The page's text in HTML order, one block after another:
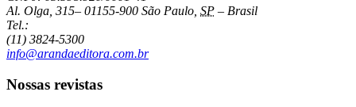
Al. Olga, 315– 01155-900 São Paulo SP – Brasil
Tel.:
(11) 3824-5300
info@arandaeditora.com.br
Nossas revistas